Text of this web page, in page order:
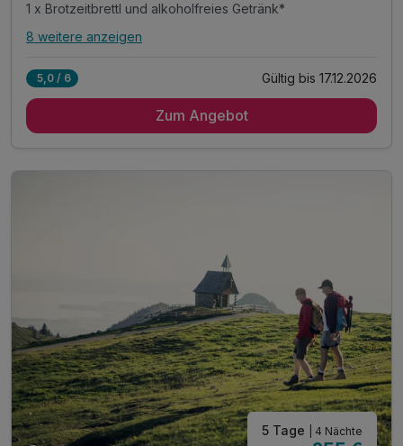
1 x Brotzeitbrettl und alkoholfreies Getränk*
Alle Inklusivleistungen
3 x reichhaltiges Frühstück
1 x Berg- oder Talfahrt "Unternbergbahn"**
1 x Berg- & Talfahrt "Hochfelln Seilbahn"**
inkl. Eintritt Glockenschmiede und Heimatmuseum**
inkl. Nutzung des öffentlichen Nahverkehrs**
inkl. Chiemgau Card mit vielen weiteren Angeboten
8 weitere anzeigen
5,0 / 6 Gültig bis 17.12.2026
Zum Angebot
5 Tage | 4 Nächte